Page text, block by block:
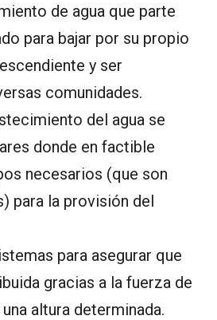
de agua que parte
para bajar por su propio
y ser
comunidades.
del agua se
donde en factible
necesarios (que son
para la provisión del
para asegurar que
gracias a la fuerza de
altura determinada.